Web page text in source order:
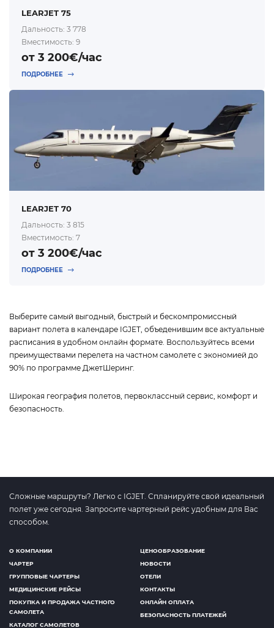
LEARJET 75
Дальность: 3 778
Вместимость: 9
от 3 200€/час
ПОДРОБНЕЕ
LEARJET 70
Дальность: 3 815
Вместимость: 7
от 3 200€/час
ПОДРОБНЕЕ
Выберите самый выгодный, быстрый и бескомпромиссный
вариант полета в календаре IGJET, объеденившим все актуальные
расписания в удобном онлайн формате. Воспользуйтесь всеми
преимуществами перелета на частном самолете с экономией до
90% по программе ДжетШеринг.
Широкая география полетов, первоклассный сервис, комфорт и
безопасность.
Сложные маршруты? Легко с IGJET. Спланируйте свой идеальный
полет уже сегодня. Запросите чартерный рейс удобным для Вас
способом.
О КОМПАНИИ
ЧАРТЕР
ГРУППОВЫЕ ЧАРТЕРЫ
МЕДИЦИНСКИЕ РЕЙСЫ
ПОКУПКА И ПРОДАЖА ЧАСТНОГО
САМОЛЕТА
КАТАЛОГ САМОЛЕТОВ
ЦЕНООБРАЗОВАНИЕ
НОВОСТИ
ОТЕЛИ
КОНТАКТЫ
ОНЛАЙН ОПЛАТА
БЕЗОПАСНОСТЬ ПЛАТЕЖЕЙ